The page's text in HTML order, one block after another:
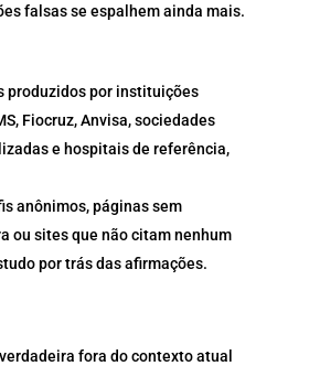
falsas se espalhem ainda mais.
produzidos por instituições
Fiocruz, Anvisa, sociedades
e hospitais de referência,
anônimos, páginas sem
ou sites que não citam nenhum
por trás das afirmações.
fora do contexto atual